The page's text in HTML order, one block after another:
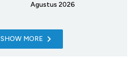
Agustus 2026
SHOW MORE